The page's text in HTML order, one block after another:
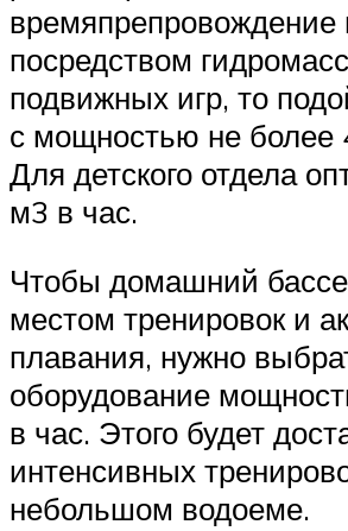
времяпрепровождение
посредством
подвижных игр, то
с мощностью не более
Для детского отдела
м3 в час.
Чтобы домашний
местом тренировок и
плавания, нужно
оборудование
в час. Этого будет
интенсивных
небольшом водоеме.